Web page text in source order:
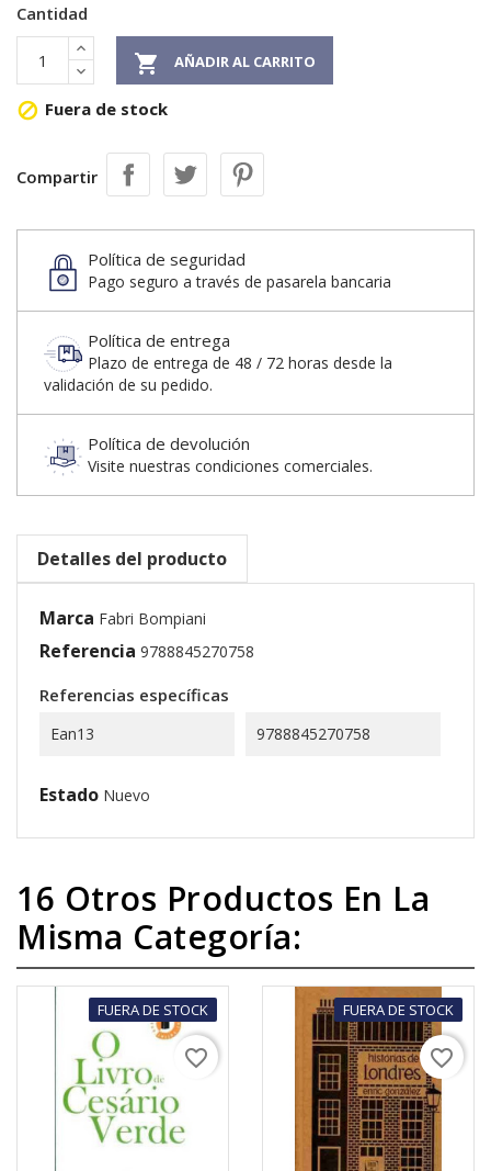
Cantidad
 AÑADIR AL CARRITO
 Fuera de stock
Compartir
Política de seguridad
Pago seguro a través de pasarela bancaria
Política de entrega
Plazo de entrega de 48 / 72 horas desde la
validación de su pedido.
Política de devolución
Visite nuestras condiciones comerciales.
Detalles del producto
Marca Fabri Bompiani
Referencia 9788845270758
Referencias específicas
Ean13 9788845270758
Estado Nuevo
16 Otros Productos En La
Misma Categoría:
FUERA DE STOCK
favorite_border
FUERA DE STOCK
favorite_border